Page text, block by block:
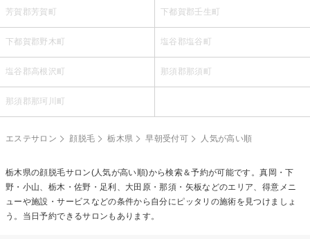
芳賀郡芳賀町 下都賀郡壬生町
下都賀郡野木町 塩谷郡塩谷町
塩谷郡高根沢町 那須郡那須町
那須郡那珂川町
エステサロン 顔脱毛 栃木県 早朝受付可 人気が高い順
栃木県の顔脱毛サロン(人気が高い順)から検索＆予約が可能です。真岡・下
野・小山、栃木・佐野・足利、大田原・那須・矢板などのエリア、得意メニ
ューや施設・サービスなどの条件から自分にピッタリの施術を見つけましょ
う。当日予約できるサロンもあります。